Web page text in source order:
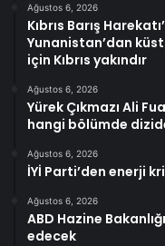
Ağustos 6, 2026
Kıbrıs Barış
Yunanistan’dan
için Kıbrıs yakındır
Ağustos 6, 2026
Yürek Çıkmazı Ali
hangi bölümde
Ağustos 6, 2026
İYİ Parti’den enerji
Ağustos 6, 2026
ABD Hazine
edecek